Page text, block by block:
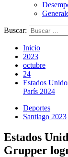
Buscar:
Inicio
2023
octubre
24
Estados
París 2024
Deportes
Santiago 2023
Estados
Grupper